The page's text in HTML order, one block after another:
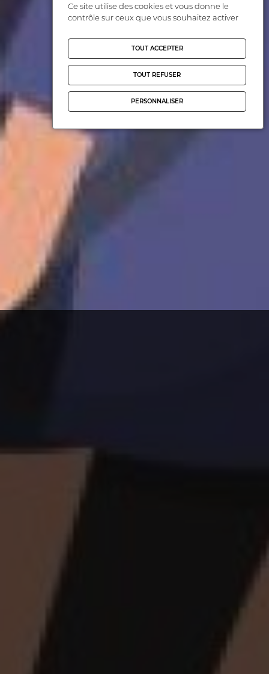
Ce site utilise des cookies et vous donne le
contrôle sur ceux que vous souhaitez activer
TOUT ACCEPTER
TOUT REFUSER
PERSONNALISER